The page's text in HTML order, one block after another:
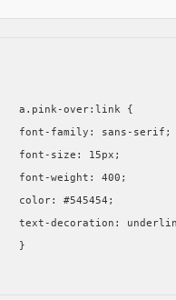
a.pink-over:link {
font-family: sans-serif;
font-size: 15px;
font-weight: 400;
color: #545454;
text-decoration:
}